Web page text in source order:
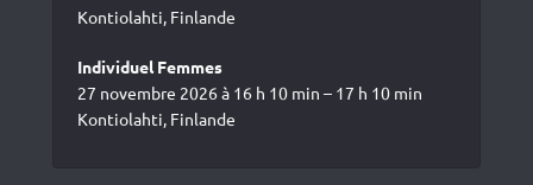
Kontiolahti, Finlande
Individuel Femmes
27 novembre 2026 à 16 h 10 min – 17 h 10 min
Kontiolahti, Finlande